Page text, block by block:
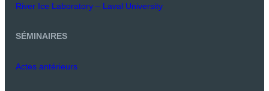
River Ice Laboratory – Laval University
SÉMINAIRES
Actes antérieurs